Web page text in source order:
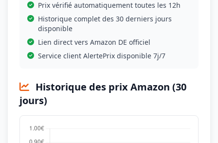
Prix vérifié automatiquement toutes les 12h
Historique complet des 30 derniers jours
disponible
Lien direct vers Amazon DE officiel
Service client AlertePrix disponible 7j/7
Historique des prix Amazon (30
jours)